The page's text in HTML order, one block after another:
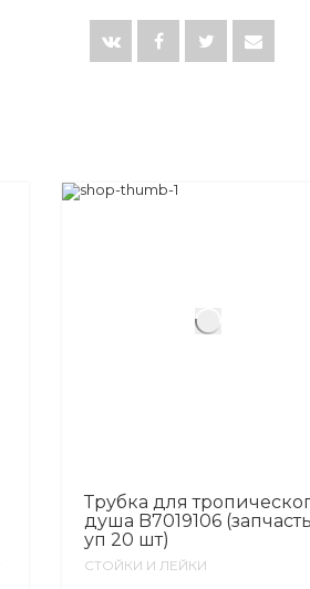
Трубка для
душа B7019106
уп 20 шт)
СТОЙКИ И ЛЕЙКИ